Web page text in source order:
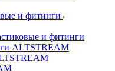
и фитинги
и фитинги
ALTSTREAM